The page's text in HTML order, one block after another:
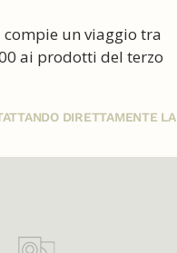
compie un viaggio tra
ai prodotti del terzo
DIRETTAMENTE LA